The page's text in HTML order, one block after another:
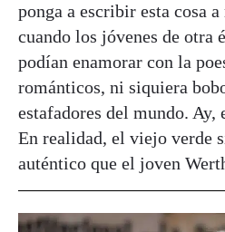
ponga a escribir esta cosa
cuando los jóvenes de otra
podían enamorar con la
románticos, ni siquiera
estafadores del mundo. Ay,
En realidad, el viejo verde
auténtico que el joven